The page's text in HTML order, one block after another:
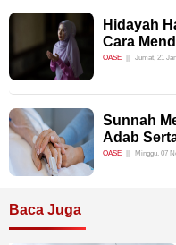
Hidayah
Cara
OASE Jumat, 21
Sunnah
Adab
OASE Minggu, 07
Baca Juga